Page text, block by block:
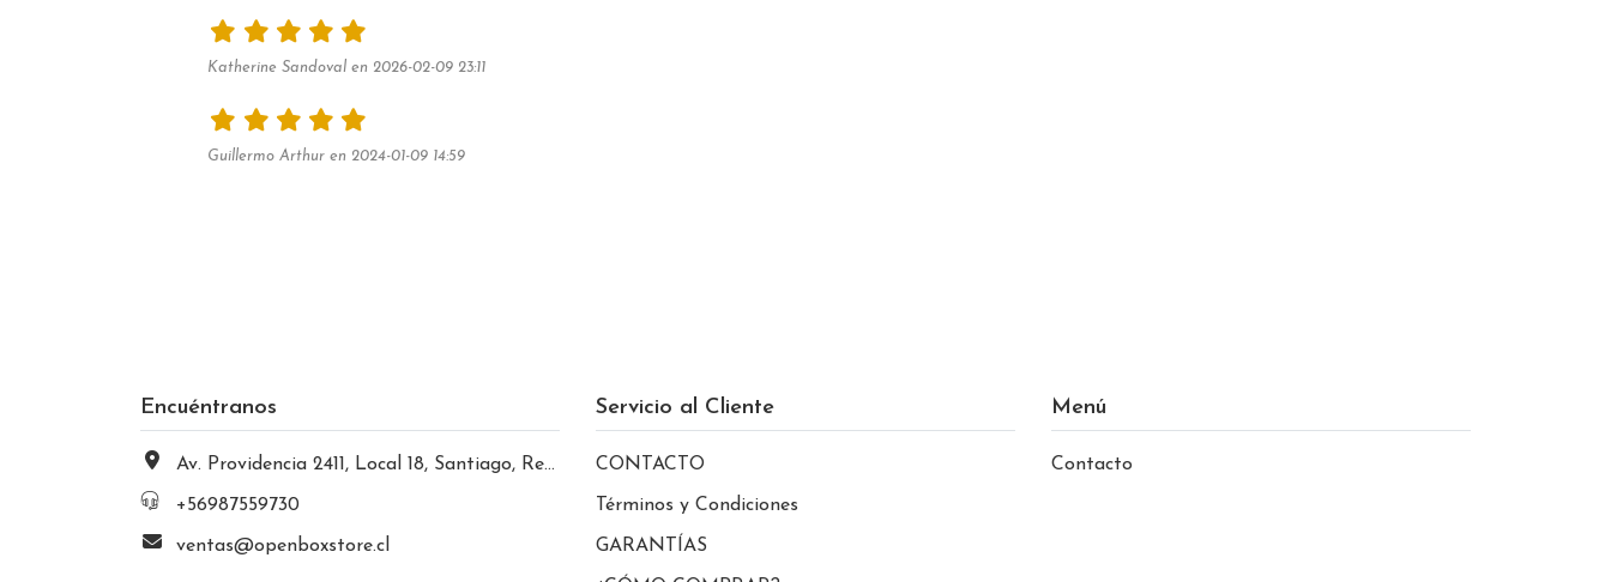
Katherine Sandoval en 2026-02-09 23:11
Guillermo Arthur en 2024-01-09 14:59
Encuéntranos
Av. Providencia 2411, Local 18, Santiago, Región Metropolitana, Chile
+56987559730
ventas@openboxstore.cl
Servicio al Cliente
CONTACTO
Términos y Condiciones
GARANTÍAS
Menú
Contacto